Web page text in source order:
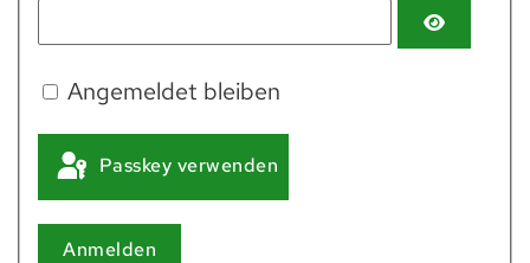
Angemeldet bleiben
Passkey verwenden
Anmelden